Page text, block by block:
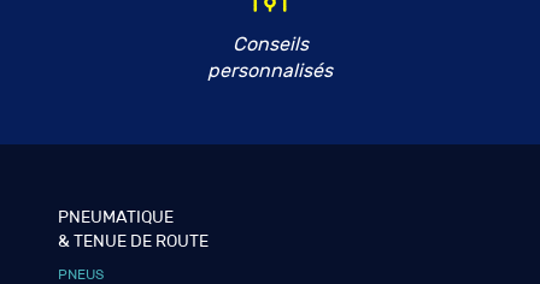
Conseils
personnalisés
PNEUMATIQUE
& TENUE DE ROUTE
PNEUS